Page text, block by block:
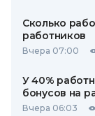
Сколько
работников
Вчера 07:00
У 40%
бонусов на
Вчера 06:03